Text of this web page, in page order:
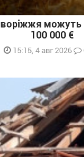
100 000 €
15:15, 4 авг 2026